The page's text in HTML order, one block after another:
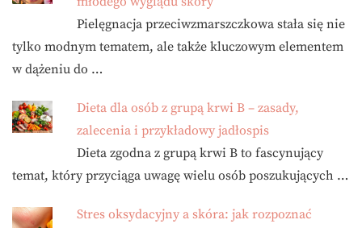
Pielęgnacja przeciwzmarszczkowa stała się nie
tylko modnym tematem, ale także kluczowym elementem
w dążeniu do …
Dieta dla osób z grupą krwi B – zasady,
zalecenia i przykładowy jadłospis
Dieta zgodna z grupą krwi B to fascynujący
temat, który przyciąga uwagę wielu osób poszukujących …
Stres oksydacyjny a skóra: jak rozpoznać